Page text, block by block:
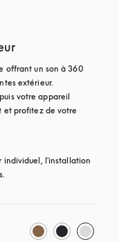
offrant un son à 360
extérieur.
votre appareil
et profitez de votre
individuel, l'installation